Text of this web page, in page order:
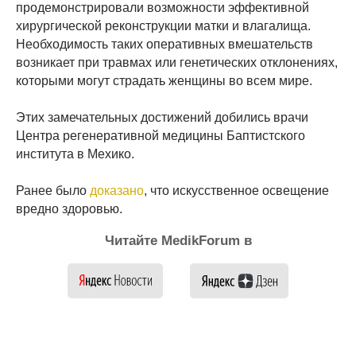
продемонстрировали возможности эффективной
хирургической реконструкции матки и влагалища.
Необходимость таких оперативных вмешательств
возникает при травмах или генетических отклонениях,
которыми могут страдать женщины во всем мире.
Этих замечательных достижений добились врачи
Центра регенеративной медицины Баптистского
института в Мехико.
Ранее было доказано, что искусственное освещение
вредно здоровью.
Читайте MedikForum в